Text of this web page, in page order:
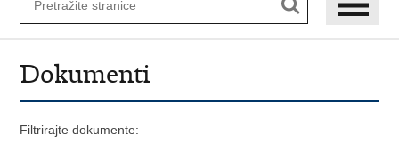
Dokumenti
Filtrirajte dokumente: